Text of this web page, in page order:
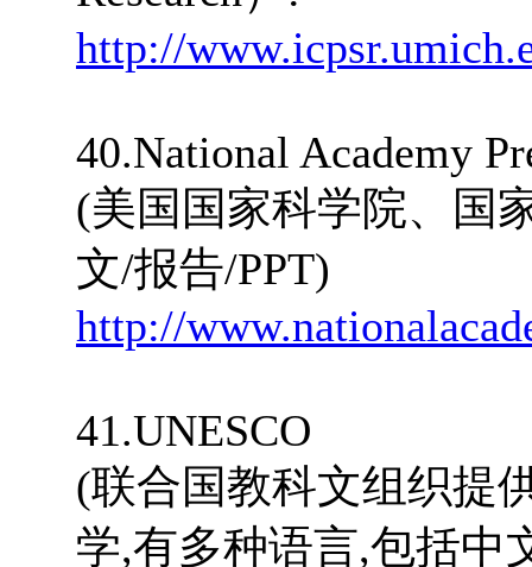
http://
40.National Academy
(美国国家科学院、国
文/报告/PPT)
http://
41.UNESCO
(联合国教科文组织提
学,有多种语言,包括中